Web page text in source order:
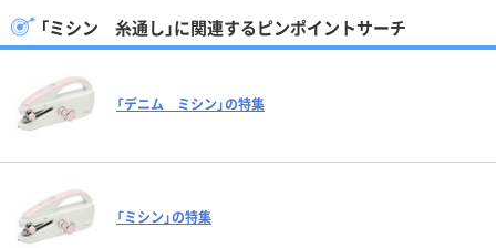
「ミシン 糸通し」に関連するピンポイントサーチ
「デニム ミシン」の特集
「ミシン」の特集